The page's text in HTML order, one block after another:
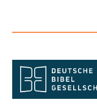
dem
Stuttgarter
interessierte
für Studierende,